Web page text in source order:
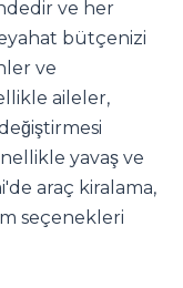
ve her
bütçenizi
ve
aileler,
yavaş ve
araç kiralama,
seçenekleri